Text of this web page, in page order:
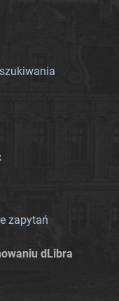
zapytań
dLibra